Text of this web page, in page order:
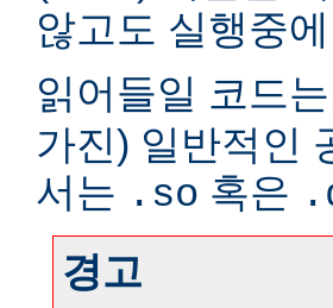
않고도 실행중
읽어들일 코드
가진) 일반적인
서는 .so 혹은
경고